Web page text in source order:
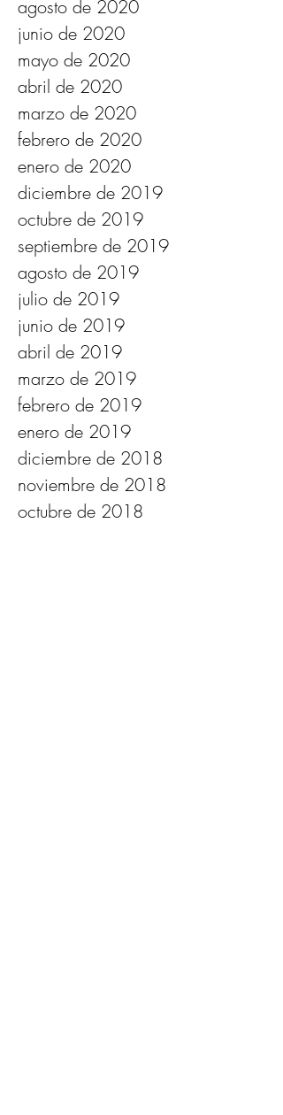
noviembre de 2020
octubre de 2020
agosto de 2020
junio de 2020
mayo de 2020
abril de 2020
marzo de 2020
febrero de 2020
enero de 2020
diciembre de 2019
octubre de 2019
septiembre de 2019
agosto de 2019
julio de 2019
junio de 2019
abril de 2019
marzo de 2019
febrero de 2019
enero de 2019
diciembre de 2018